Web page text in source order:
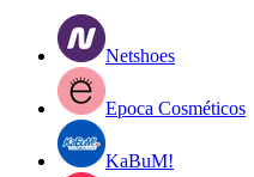
Netshoes
Epoca Cosméticos
KaBuM!